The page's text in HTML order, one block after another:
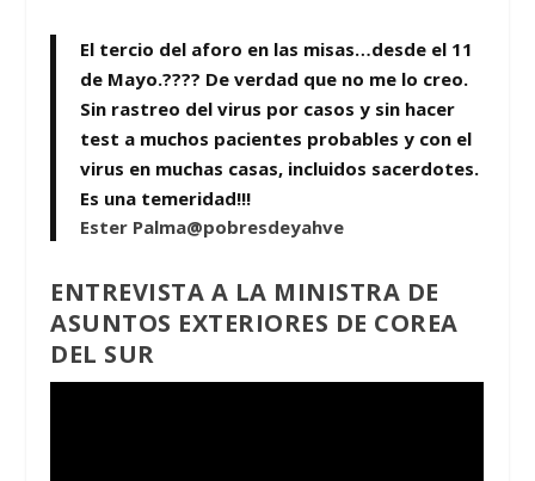
El tercio del aforo en las misas…desde el 11
de Mayo.???? De verdad que no me lo creo.
Sin rastreo del virus por casos y sin hacer
test a muchos pacientes probables y con el
virus en muchas casas, incluidos sacerdotes.
Es una temeridad!!!
Ester Palma@pobresdeyahve
ENTREVISTA A LA MINISTRA DE
ASUNTOS EXTERIORES DE COREA
DEL SUR